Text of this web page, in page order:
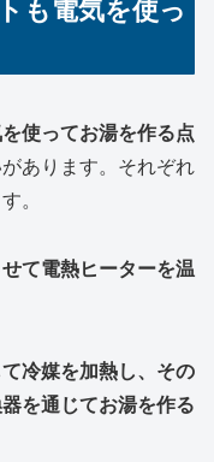
も電気を使っ
使ってお湯を作る点
あります。それぞれ
。
て電熱ヒーターを温
冷媒を加熱し、その
を通じてお湯を作る